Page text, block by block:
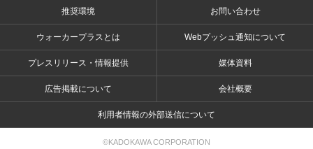
推奨環境 お問い合わせ
ウォーカープラスとは Webプッシュ通知について
プレスリリース・情報提供 媒体資料
広告掲載について 会社概要
利用者情報の外部送信について
©KADOKAWA CORPORATION